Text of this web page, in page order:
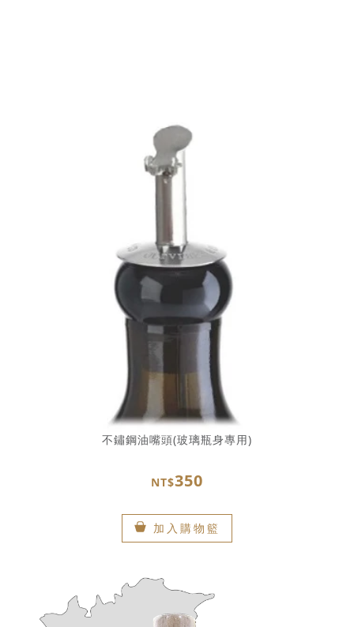
不鏽鋼油嘴頭(玻璃瓶身專用)
NT$350
加入購物籃